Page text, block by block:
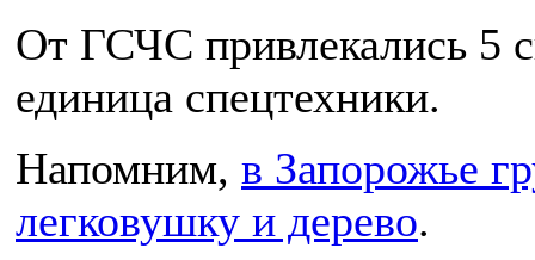
От ГСЧС привлекались 5
единица спецтехники.
Напомним, в Запорожье
легковушку и дерево.